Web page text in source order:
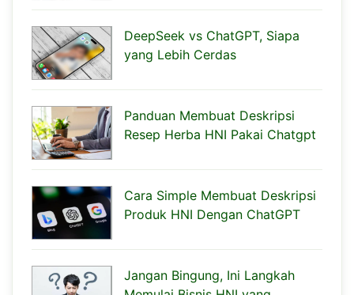
DeepSeek vs ChatGPT, Siapa
yang Lebih Cerdas
Panduan Membuat Deskripsi
Resep Herba HNI Pakai Chatgpt
Cara Simple Membuat Deskripsi
Produk HNI Dengan ChatGPT
Jangan Bingung, Ini Langkah